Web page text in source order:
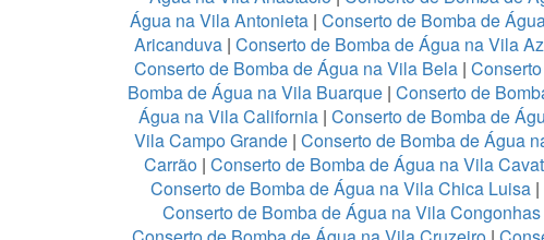
Água na Vila Antonieta| Conserto de Bomba de
Aricanduva | Conserto de Bomba de Água na Vila
Conserto de Bomba de Água na Vila Bela|
Bomba de Água na Vila Buarque | Conserto de
Água na Vila California| Conserto de Bomba de
Vila Campo Grande| Conserto de Bomba de Água
Carrão | Conserto de Bomba de Água na Vila
Conserto de Bomba de Água na Vila Chica Luisa |
Conserto de Bomba de Água na Vila Congonhas